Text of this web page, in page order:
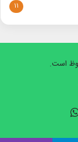
۱۱
است.